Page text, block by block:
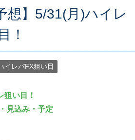
想】5/31(月)ハイレ
！
イレバFX狙い目
狙い目！
見込み・予定